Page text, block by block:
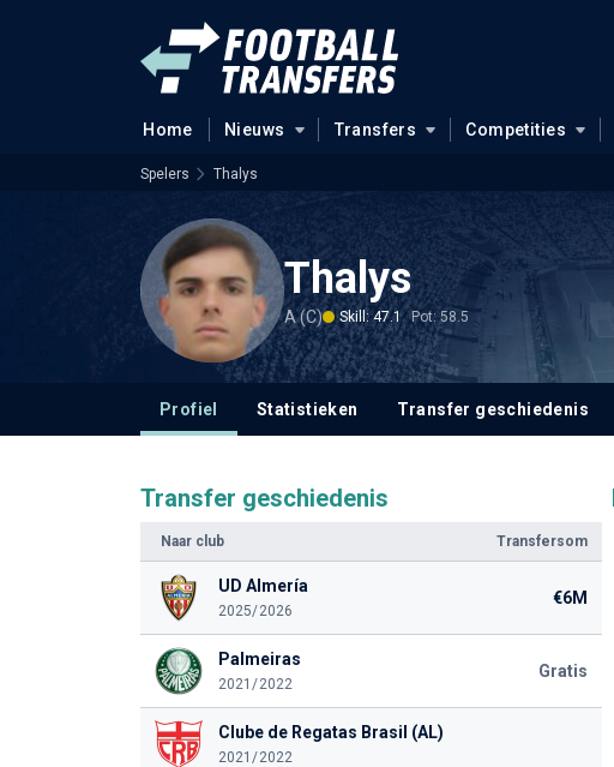
Home Nieuws Transfers Competities
Spelers Thalys
Thalys
A (C) Skill: 47.1 Pot: 58.5
Profiel Statistieken Transfer geschiedenis
Transfer geschiedenis
Naar club Transfersom
UD Almería
2025/2026
€6M
Palmeiras
2021/2022
Gratis
Clube de Regatas Brasil (AL)
2021/2022